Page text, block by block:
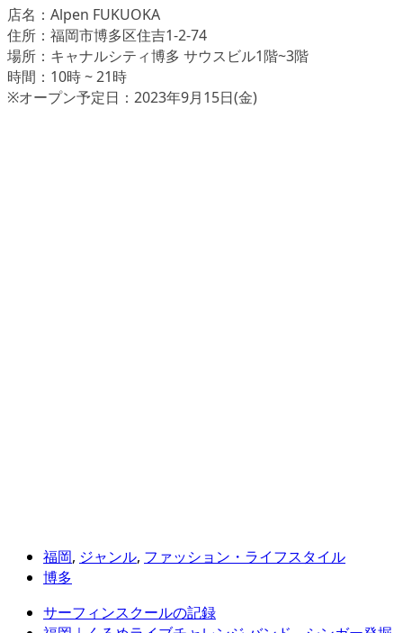
店名：Alpen FUKUOKA
住所：福岡市博多区住吉1-2-74
場所：キャナルシティ博多 サウスビル1階~3階
時間：10時 ~ 21時
※オープン予定日：2023年9月15日(金)
福岡, ジャンル, ファッション・ライフスタイル
博多
サーフィンスクールの記録